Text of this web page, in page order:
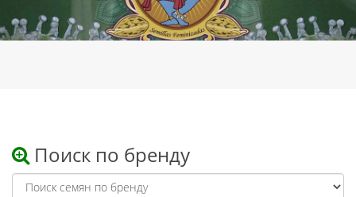
Поиск по бренду